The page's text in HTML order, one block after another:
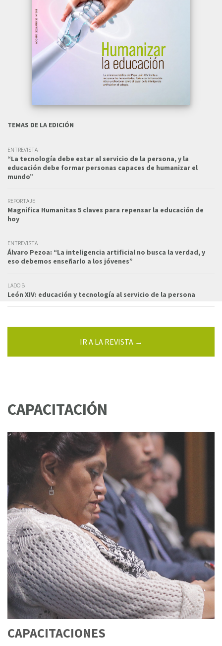
TEMAS DE LA EDICIÓN
ENTREVISTA
“La tecnología debe estar al servicio de la persona, y la
educación debe formar personas capaces de humanizar el
mundo”
REPORTAJE
Magnifica Humanitas 5 claves para repensar la educación de
hoy
ENTREVISTA
Álvaro Pezoa: “La inteligencia artificial no busca la verdad, y
eso debemos enseñarlo a los jóvenes”
LADO B
León XIV: educación y tecnología al servicio de la persona
IR A LA REVISTA →
CAPACITACIÓN
CAPACITACIONES